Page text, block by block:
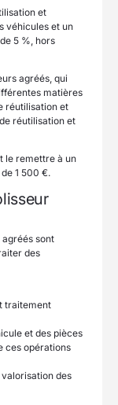
et
véhicules et un
5 %, hors
agréés, qui
matières
réutilisation et
réutilisation et
le remettre à un
1 500 €.
sont
des
traitement
et des pièces
ces opérations
des